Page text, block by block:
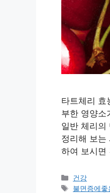
타트체리 효
부한 영양소
일반 체리의
정리해 보는
하여 보시면
카
테
건강
태
불면증에좋